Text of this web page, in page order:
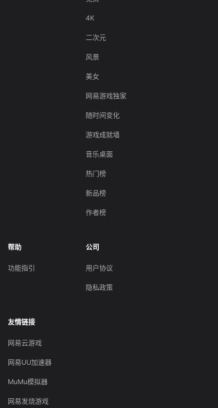
4K
二次元
风景
美女
网易游戏独家
随时间变化
游戏成就墙
音乐桌面
热门榜
新品榜
作者榜
帮助
功能指引
公司
用户协议
隐私政策
友情链接
网易云游戏
网易UU加速器
MuMu模拟器
网易发烧游戏